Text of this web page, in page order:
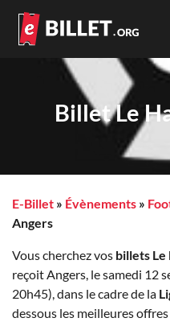
Billet Le
E-Billet » Évènements »
Angers
Vous cherchez vos billets Le
reçoit Angers, le samedi 12
20h45), dans le cadre de la
dessous les meilleures